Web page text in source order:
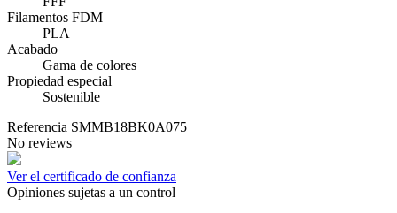
Filamentos FDM
PLA
Acabado
Gama de colores
Propiedad especial
Sostenible
Referencia SMMB18BK0A075
No reviews
Ver el certificado de confianza
Opiniones sujetas a un control